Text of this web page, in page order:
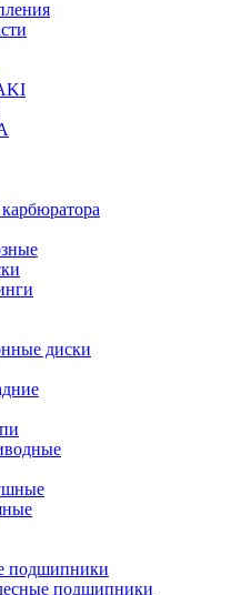
диски
подшипники
подшипники